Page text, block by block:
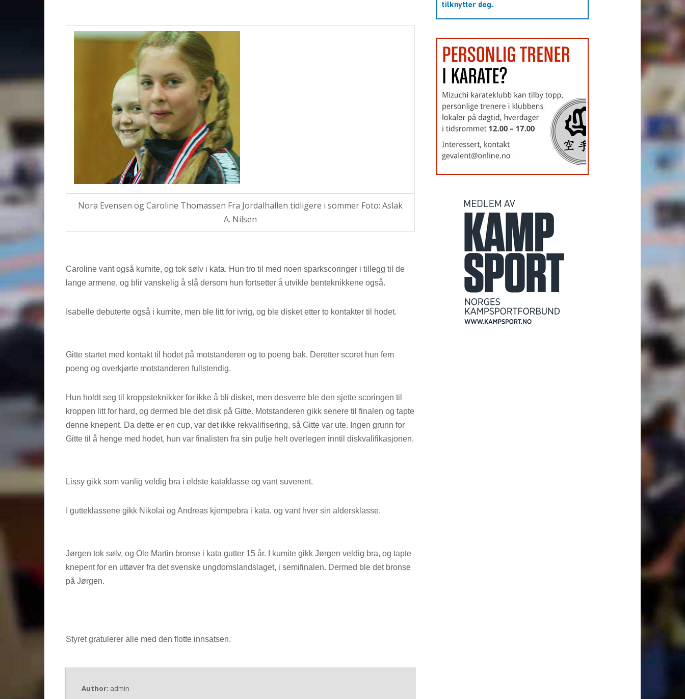
Nora Evensen og Caroline Thomassen Fra Jordalhallen tidligere i sommer Foto: Aslak
A. Nilsen
Caroline vant også kumite, og tok sølv i kata. Hun tro til med noen sparkscoringer i tillegg til de
lange armene, og blir vanskelig å slå dersom hun fortsetter å utvikle benteknikkene også.
Isabelle debuterte også i kumite, men ble litt for ivrig, og ble disket etter to kontakter til hodet.
Gitte startet med kontakt til hodet på motstanderen og to poeng bak. Deretter scoret hun fem
poeng og overkjørte motstanderen fullstendig.
Hun holdt seg til kroppsteknikker for ikke å bli disket, men desverre ble den sjette scoringen til
kroppen litt for hard, og dermed ble det disk på Gitte. Motstanderen gikk senere til finalen og tapte
denne knepent. Da dette er en cup, var det ikke rekvalifisering, så Gitte var ute. Ingen grunn for
Gitte til å henge med hodet, hun var finalisten fra sin pulje helt overlegen inntil diskvalifikasjonen.
Lissy gikk som vanlig veldig bra i eldste kataklasse og vant suverent.
I gutteklassene gikk Nikolai og Andreas kjempebra i kata, og vant hver sin aldersklasse.
Jørgen tok sølv, og Ole Martin bronse i kata gutter 15 år. I kumite gikk Jørgen veldig bra, og tapte
knepent for en uttøver fra det svenske ungdomslandslaget, i semifinalen. Dermed ble det bronse
på Jørgen.
Styret gratulerer alle med den flotte innsatsen.
Author: admin